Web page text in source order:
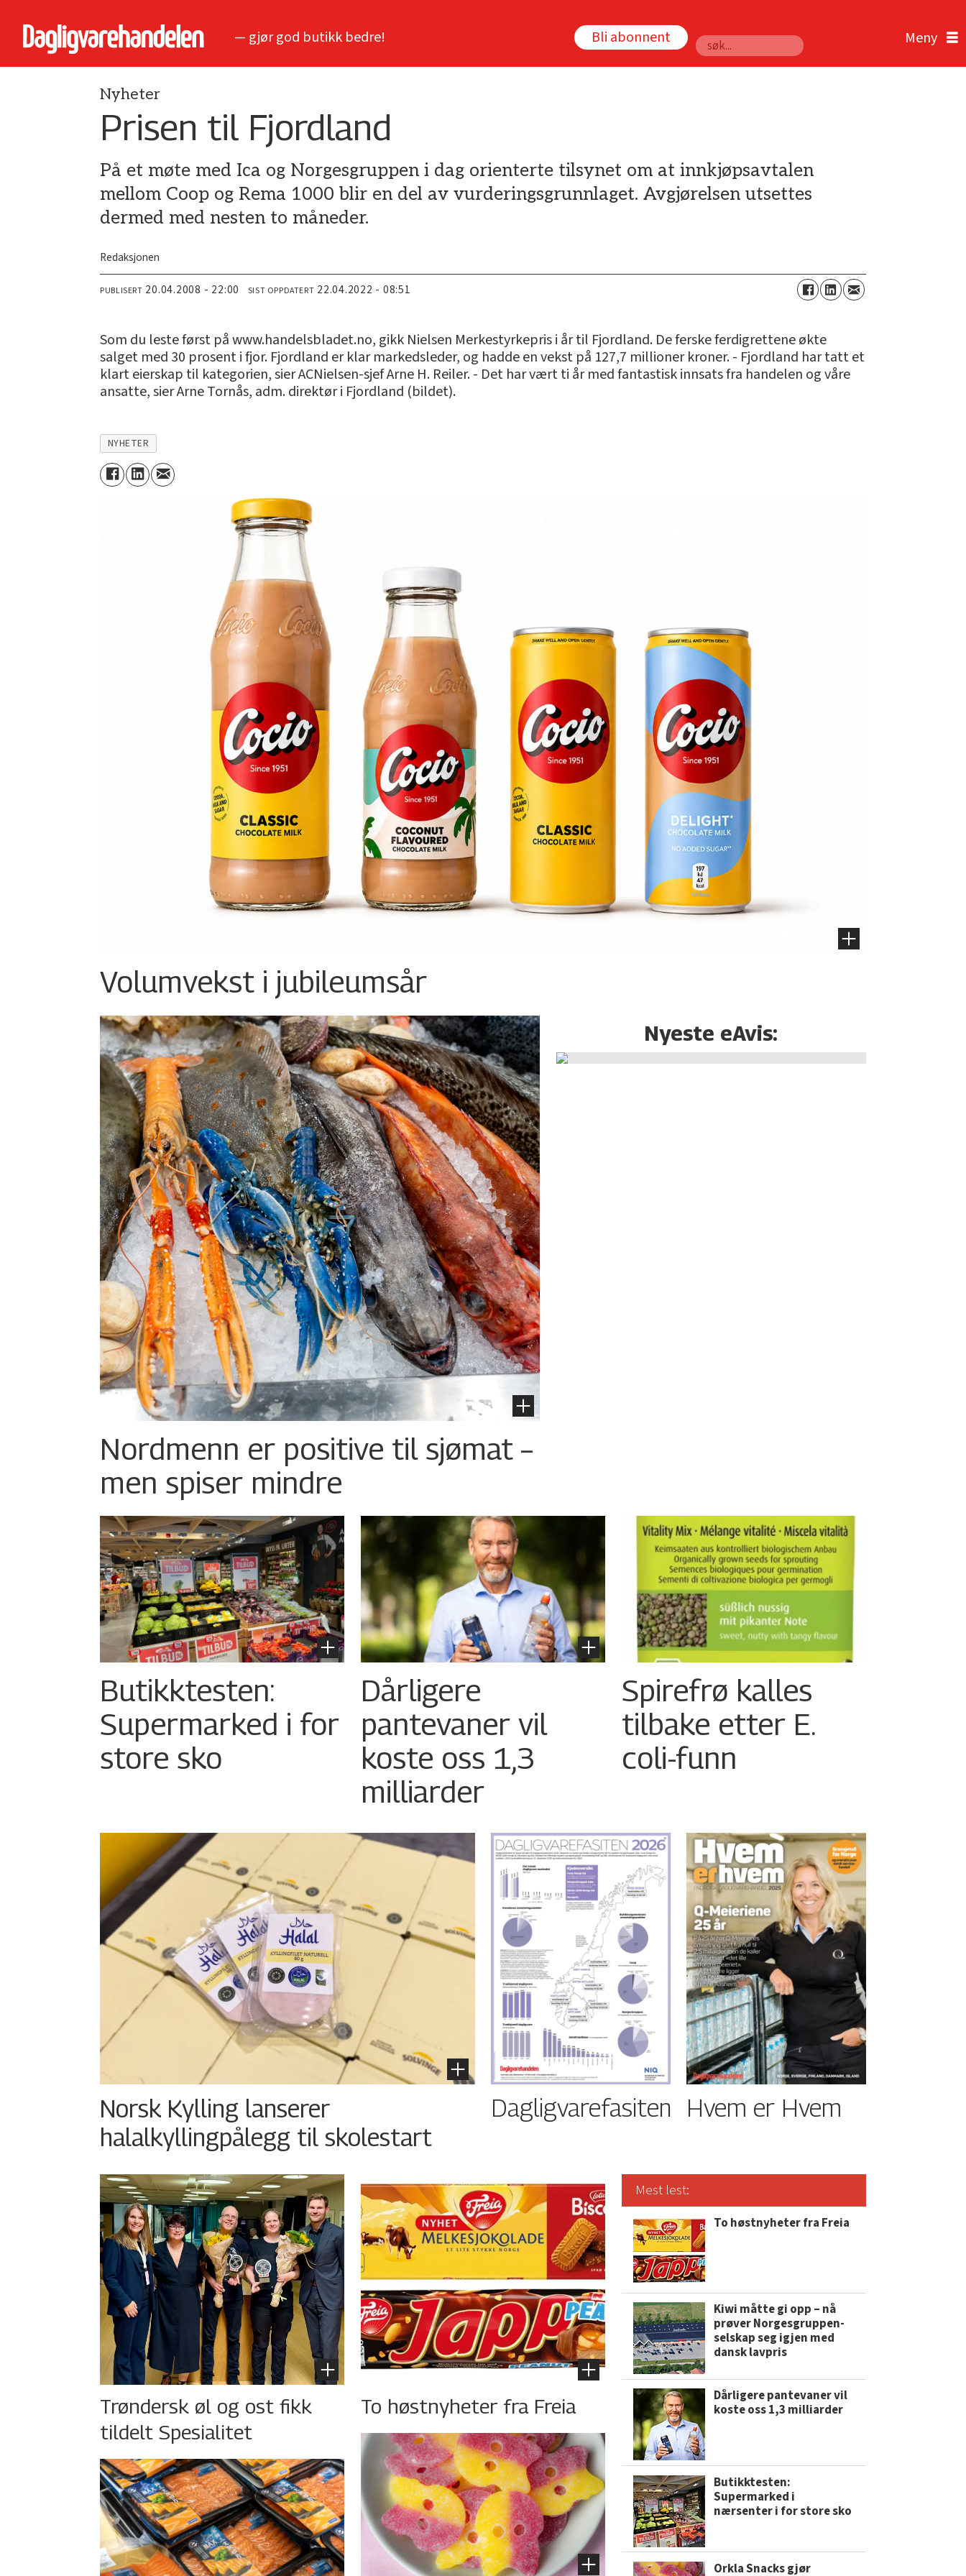
— gjør god butikk bedre! Bli abonnent
Søk
Nyheter
Prisen til Fjordland
På et møte med Ica og Norgesgruppen i dag orienterte tilsynet om at innkjøpsavtalen
mellom Coop og Rema 1000 blir en del av vurderingsgrunnlaget. Avgjørelsen utsettes
dermed med nesten to måneder.
Redaksjonen
PUBLISERT 20.04.2008 - 22:00 SIST OPPDATERT 22.04.2022 - 08:51
Som du leste først på www.handelsbladet.no, gikk Nielsen Merkestyrkepris i år til Fjordland. De ferske ferdigrettene økte
salget med 30 prosent i fjor. Fjordland er klar markedsleder, og hadde en vekst på 127,7 millioner kroner. - Fjordland har tatt et
klart eierskap til kategorien, sier ACNielsen-sjef Arne H. Reiler. - Det har vært ti år med fantastisk innsats fra handelen og våre
ansatte, sier Arne Tornås, adm. direktør i Fjordland (bildet).
NYHETER
Volumvekst i jubileumsår
Nordmenn er positive til sjømat –
men spiser mindre
Nyeste eAvis:
Butikktesten:
Supermarked i for
store sko
Dårligere
pantevaner vil
koste oss 1,3
milliarder
Spirefrø kalles
tilbake etter E.
coli-funn
Norsk Kylling lanserer
halalkyllingpålegg til skolestart
Dagligvarefasiten Hvem er Hvem
Trøndersk øl og ost fikk
tildelt Spesialitet
To høstnyheter fra Freia
Mest lest:
To høstnyheter fra Freia
Kiwi måtte gi opp – nå
prøver Norgesgruppen-
selskap seg igjen med
dansk lavpris
Dårligere pantevaner vil
koste oss 1,3 milliarder
Butikktesten:
Supermarked i
nærsenter i for store sko
Orkla Snacks gjør